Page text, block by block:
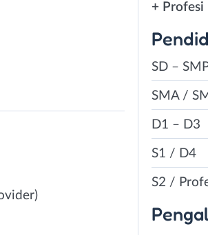
+ Profesi
SD –
SMA /
D1 – D3
S1 / D4
S2 /